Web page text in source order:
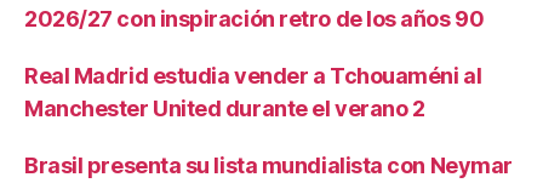
2026/27 con inspiración retro de los años 90
Real Madrid estudia vender a Tchouaméni al
Manchester United durante el verano 2
Brasil presenta su lista mundialista con Neymar